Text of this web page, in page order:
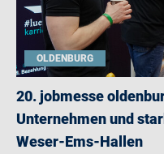
OLDENBURG
20. jobmesse
Unternehmen und
Weser-Ems-Hallen